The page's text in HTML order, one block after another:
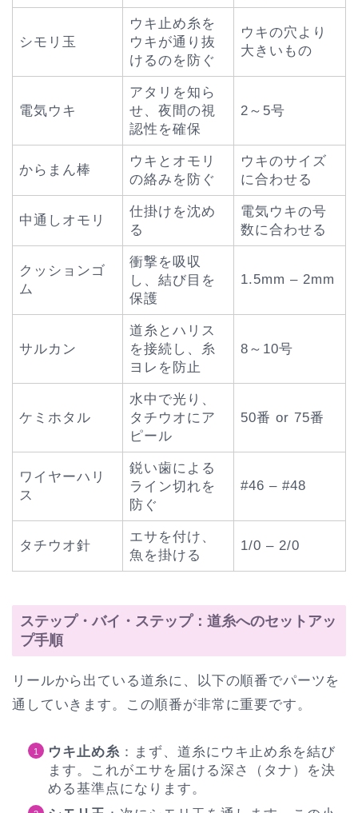
シモリ玉
ウキ止め糸を
ウキが通り抜
けるのを防ぐ
ウキの穴より
大きいもの
電気ウキ
アタリを知ら
せ、夜間の視
認性を確保
2～5号
からまん棒
ウキとオモリ
の絡みを防ぐ
ウキのサイズ
に合わせる
中通しオモリ
仕掛けを沈め
る
電気ウキの号
数に合わせる
クッションゴ
ム
衝撃を吸収
し、結び目を
保護
1.5mm – 2mm
サルカン
道糸とハリス
を接続し、糸
ヨレを防止
8～10号
ケミホタル
水中で光り、
タチウオにア
ピール
50番 or 75番
ワイヤーハリ
ス
鋭い歯による
ライン切れを
防ぐ
#46 – #48
タチウオ針
エサを付け、
魚を掛ける
1/0 – 2/0
ステップ・バイ・ステップ：道糸へのセットアッ
プ手順
リールから出ている道糸に、以下の順番でパーツを
通していきます。この順番が非常に重要です。
ウキ止め糸 ：まず、道糸にウキ止め糸を結び
ます。これがエサを届ける深さ（タナ）を決
める基準点になります。